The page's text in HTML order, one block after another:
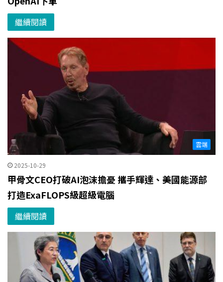
繼續閱讀
雲端
2025-10-29
甲骨文CEO打破AI泡沫擔憂 攜手輝達、美國能源部
打造ExaFLOPS級超級電腦
繼續閱讀